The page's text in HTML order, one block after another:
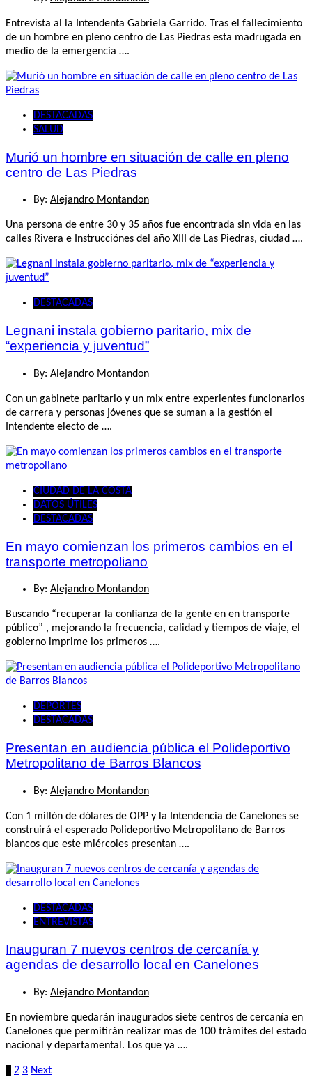
Entrevista al la Intendenta Gabriela Garrido. Tras el fallecimiento
de un hombre en pleno centro de Las Piedras esta madrugada en
medio de la emergencia ….
DESTACADAS
SALUD
Murió un hombre en situación de calle en pleno
centro de Las Piedras
By: Alejandro Montandon
Una persona de entre 30 y 35 años fue encontrada sin vida en las
calles Rivera e Instrucciónes del año XIII de Las Piedras, ciudad ….
DESTACADAS
Legnani instala gobierno paritario, mix de
“experiencia y juventud”
By: Alejandro Montandon
Con un gabinete paritario y un mix entre experientes funcionarios
de carrera y personas jóvenes que se suman a la gestión el
Intendente electo de ….
CIUDAD DE LA COSTA
DATOS ÚTILES
DESTACADAS
En mayo comienzan los primeros cambios en el
transporte metropoliano
By: Alejandro Montandon
Buscando “recuperar la confianza de la gente en en transporte
público” , mejorando la frecuencia, calidad y tiempos de viaje, el
gobierno imprime los primeros ….
DEPORTES
DESTACADAS
Presentan en audiencia pública el Polideportivo
Metropolitano de Barros Blancos
By: Alejandro Montandon
Con 1 millón de dólares de OPP y la Intendencia de Canelones se
construirá el esperado Polideportivo Metropolitano de Barros
blancos que este miércoles presentan ….
DESTACADAS
ENTREVISTAS
Inauguran 7 nuevos centros de cercanía y
agendas de desarrollo local en Canelones
By: Alejandro Montandon
En noviembre quedarán inaugurados siete centros de cercanía en
Canelones que permitirán realizar mas de 100 trámites del estado
nacional y departamental. Los que ya ….
Paginación
2 3 Next